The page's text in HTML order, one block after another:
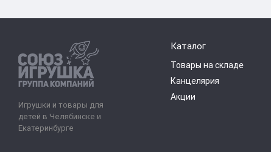
Игрушки и товары для
детей в Челябинске и
Екатеринбурге
Каталог
Товары на складе
Канцелярия
Акции